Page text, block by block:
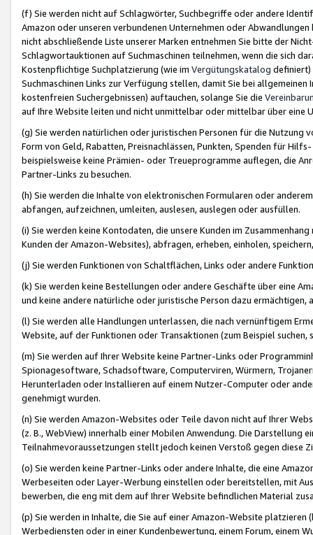
(f) Sie werden nicht auf Schlagwörter, Suchbegriffe oder andere
Amazon oder unseren verbundenen Unternehmen oder
nicht abschließende Liste unserer Marken entnehmen Sie bitte der
Schlagwortauktionen auf Suchmaschinen teilnehmen, wenn die sich
Kostenpflichtige Suchplatzierung (wie im Vergütungskatalog definiert)
Suchmaschinen Links zur Verfügung stellen, damit Sie bei
kostenfreien Suchergebnissen) auftauchen, solange Sie die
auf Ihre Website leiten und nicht unmittelbar oder mittelbar über eine
(g) Sie werden natürlichen oder juristischen Personen für die Nutzung
Form von Geld, Rabatten, Preisnachlässen, Punkten, Spenden für
beispielsweise keine Prämien- oder Treueprogramme auflegen, die
Partner-Links zu besuchen.
(h) Sie werden die Inhalte von elektronischen Formularen oder
abfangen, aufzeichnen, umleiten, auslesen, auslegen oder ausfüllen.
(i) Sie werden keine Kontodaten, die unsere Kunden im
Kunden der Amazon-Websites), abfragen, erheben, einholen,
(j) Sie werden Funktionen von Schaltflächen, Links oder andere
(k) Sie werden keine Bestellungen oder andere Geschäfte über eine
und keine andere natürliche oder juristische Person dazu
(l) Sie werden alle Handlungen unterlassen, die nach vernünftigem
Website, auf der Funktionen oder Transaktionen (zum Beispiel
(m) Sie werden auf Ihrer Website keine Partner-Links oder
Spionagesoftware, Schadsoftware, Computerviren, Würmern,
Herunterladen oder Installieren auf einem Nutzer-Computer oder
genehmigt wurden.
(n) Sie werden Amazon-Websites oder Teile davon nicht auf Ihrer
(z. B., WebView) innerhalb einer Mobilen Anwendung. Die Darstellung
Teilnahmevoraussetzungen stellt jedoch keinen Verstoß gegen diese
(o) Sie werden keine Partner-Links oder andere Inhalte, die eine
Werbeseiten oder Layer-Werbung einstellen oder bereitstellen, mit
bewerben, die eng mit dem auf Ihrer Website befindlichen Material
(p) Sie werden in Inhalte, die Sie auf einer Amazon-Website
Werbediensten oder in einer Kundenbewertung, einem Forum, einem